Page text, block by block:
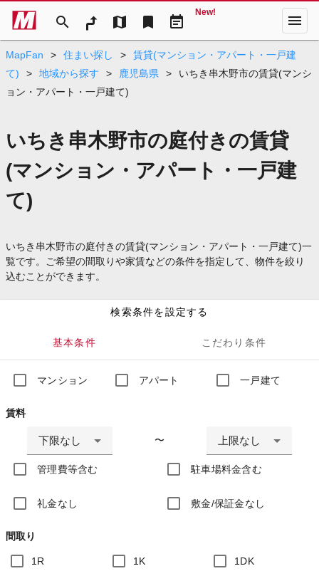
search map bookmark event_note
New! menu
MapFan > 住まい探し >
賃貸(マンション・アパート・一戸建
て)
> 地域から探す > 鹿児島県 >
いちき串木野市の賃貸(マンシ
ョン・アパート・一戸建て)
いちき串木野市の庭付きの賃貸
(マンション・アパート・一戸建
て)
いちき串木野市の庭付きの賃貸(マンション・アパート・一戸建て)一
覧です。ご希望の間取りや家賃などの条件を指定して、物件を絞り
込むことができます。
検索条件を設定する
基本条件 こだわり条件
マンション アパート 一戸建て
賃料
下限なし 〜 上限なし
管理費等含む 駐車場料金含む
礼金なし 敷金/保証金なし
間取り
1R 1K 1DK